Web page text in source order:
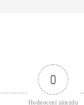
0
Hodnocení zájezdu